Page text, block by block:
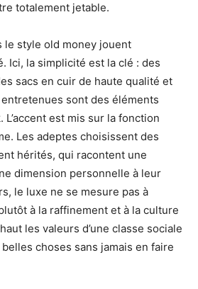
totalement jetable.
le style old money jouent
Ici, la simplicité est la clé : des
sacs en cuir de haute qualité et
sont des éléments
est mis sur la fonction
Les adeptes choisissent des
hérités, qui racontent une
dimension personnelle à leur
le luxe ne se mesure pas à
à la raffinement et à la culture
les valeurs d’une classe sociale
choses sans jamais en faire